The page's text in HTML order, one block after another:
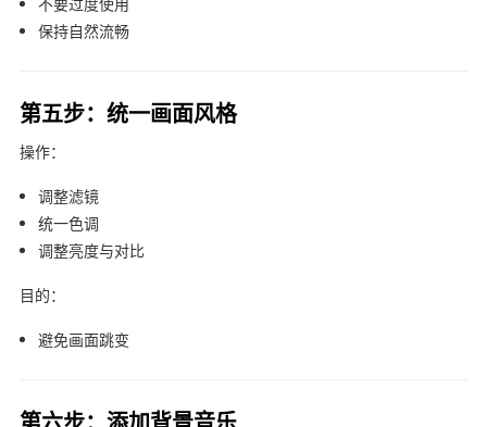
保持自然流畅
第五步：统一画面风格
操作：
调整滤镜
统一色调
调整亮度与对比
目的：
避免画面跳变